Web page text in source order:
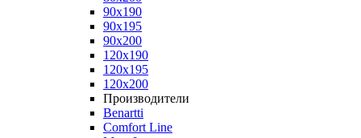
90x190
90x195
90x200
120x190
120x195
120x200
Производители
Benartti
Comfort Line